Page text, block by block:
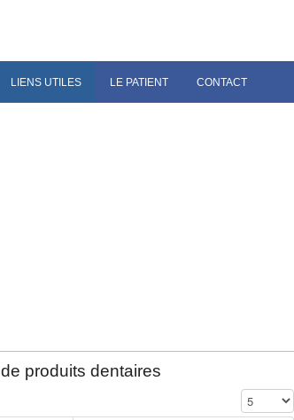
LIENS UTILES LE PATIENT CONTACT
produits dentaires
Affichage #